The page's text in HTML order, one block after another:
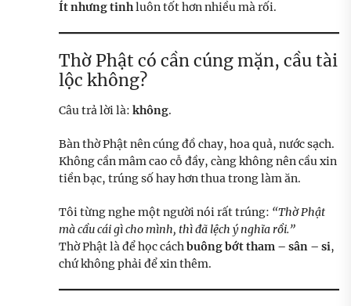
Ít nhưng tinhluôn tốt hơn nhiều mà rối.
Thờ Phật có cần cúng mặn, cầu tài
lộc không?
Câu trả lời là: không.
Bàn thờ Phật nên cúng đồ chay, hoa quả, nước sạch.
Không cần mâm cao cỗ đầy, càng không nên cầu xin
tiền bạc, trúng số hay hơn thua trong làm ăn.
Tôi từng nghe một người nói rất trúng: “Thờ Phật
mà cầu cái gì cho mình, thì đã lệch ý nghĩa rồi.”
Thờ Phật là để học cáchbuông bớt tham – sân – si,
chứ không phải để xin thêm.